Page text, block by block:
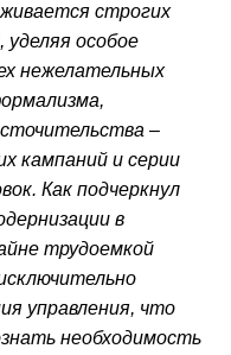
строгих
уделяя особое
нежелательных
–
кампаний и серии
Как подчеркнул
в
трудоемкой
управления, что
необходимость